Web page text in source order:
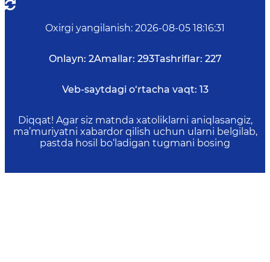
Oxirgi yangilanish: 2026-08-05 18:16:31
Onlayn: 2Amallar: 293Tashriflar: 227
Veb-saytdagi o‘rtacha vaqt: 13
Diqqat! Agar siz matnda xatoliklarni aniqlasangiz,
ma’muriyatni xabardor qilish uchun ularni belgilab,
pastda hosil bo‘ladigan tugmani bosing